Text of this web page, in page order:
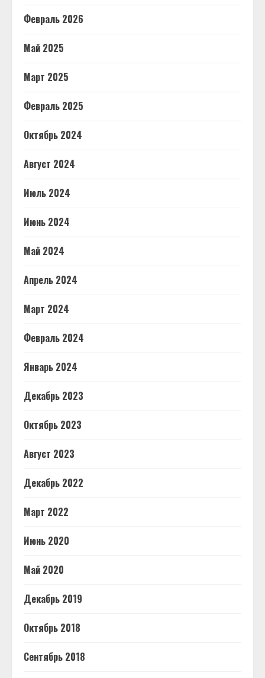
Февраль 2026
Май 2025
Март 2025
Февраль 2025
Октябрь 2024
Август 2024
Июль 2024
Июнь 2024
Май 2024
Апрель 2024
Март 2024
Февраль 2024
Январь 2024
Декабрь 2023
Октябрь 2023
Август 2023
Декабрь 2022
Март 2022
Июнь 2020
Май 2020
Декабрь 2019
Октябрь 2018
Сентябрь 2018